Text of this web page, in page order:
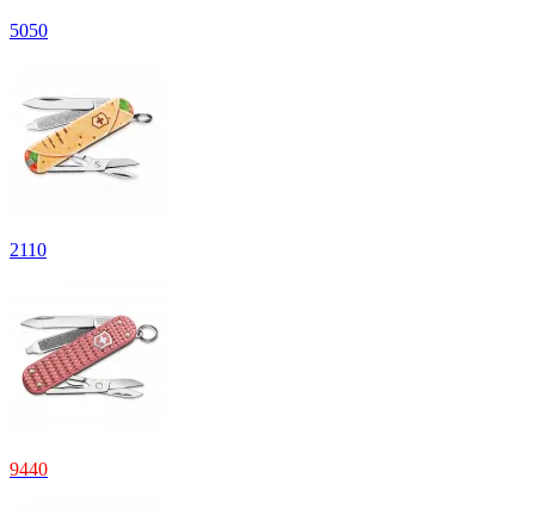
5050
2110
9440